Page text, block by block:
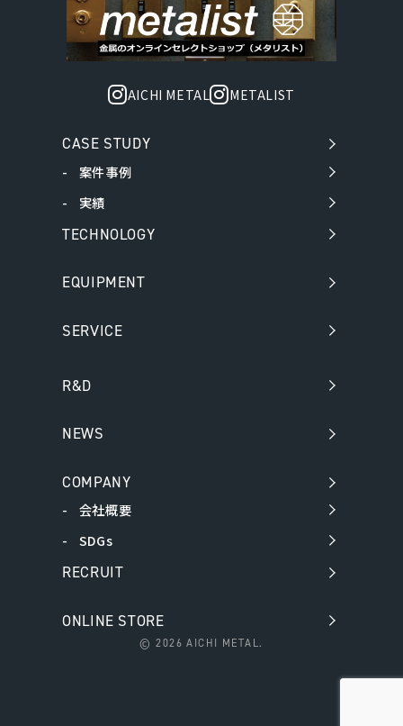
AICHI METAL METALIST
CASE STUDY
案件事例
実績
TECHNOLOGY
EQUIPMENT
SERVICE
R&D
NEWS
COMPANY
会社概要
SDGs
RECRUIT
ONLINE STORE
©2026 AICHI METAL.